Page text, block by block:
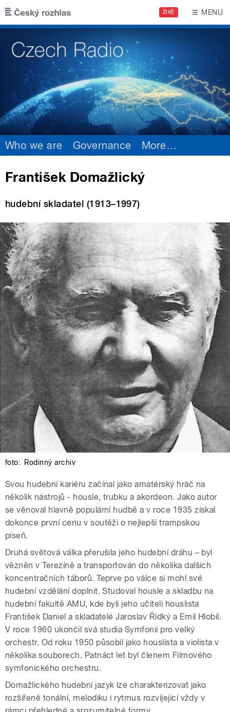
Skip to main content
ŽIVĚ MENU
Who we are Governance More…
František Domažlický
hudební skladatel (1913–1997)
foto: Rodinný archiv
Svou hudební kariéru začínal jako amatérský hráč na
několik nástrojů - housle, trubku a akordeon. Jako autor
se věnoval hlavně populární hudbě a v roce 1935 získal
dokonce první cenu v soutěži o nejlepší trampskou
píseň.
Druhá světová válka přerušila jeho hudební dráhu – byl
vězněn v Terezíně a transportován do několika dalších
koncentračních táborů. Teprve po válce si mohl své
hudební vzdělání doplnit. Studoval housle a skladbu na
hudební fakultě AMU, kde byli jeho učiteli houslista
František Daniel a skladatelé Jaroslav Řídký a Emil Hlobil.
V roce 1960 ukončil svá studia Symfonií pro velký
orchestr. Od roku 1950 působil jako houslista a violista v
několika souborech. Patnáct let byl členem Filmového
symfonického orchestru.
Domažlického hudební jazyk lze charakterizovat jako
rozšířeně tonální, melodiku i rytmus rozvíjející vždy v